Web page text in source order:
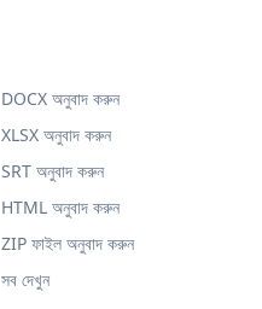
DOCX অনুবাদ করুন
XLSX অনুবাদ করুন
SRT অনুবাদ করুন
HTML অনুবাদ করুন
ZIP ফাইল অনুবাদ করুন
সব দেখুন